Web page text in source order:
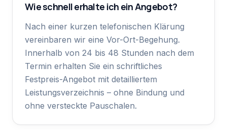
Wie schnell erhalte ich ein Angebot?
Nach einer kurzen telefonischen Klärung
vereinbaren wir eine Vor-Ort-Begehung.
Innerhalb von 24 bis 48 Stunden nach dem
Termin erhalten Sie ein schriftliches
Festpreis-Angebot mit detailliertem
Leistungsverzeichnis – ohne Bindung und
ohne versteckte Pauschalen.